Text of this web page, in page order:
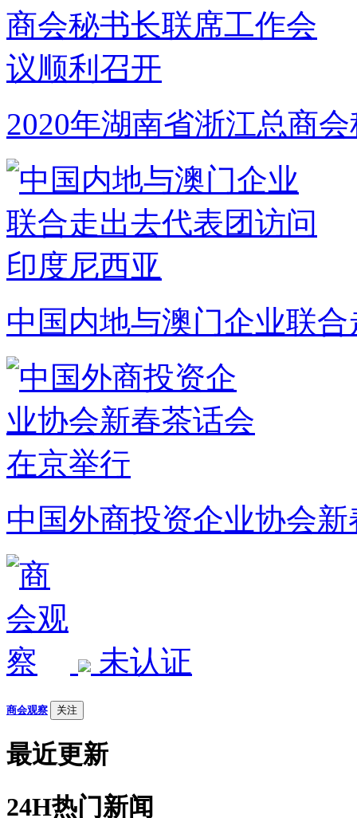
2020年湖南省浙江总商
中国内地与澳门企业联
中国外商投资企业协会
未认证
商会观察 关注
最近更新
24H热门新闻